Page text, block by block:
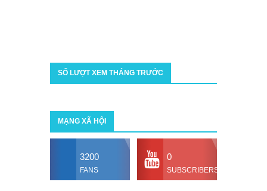
SỐ LƯỢT XEM THÁNG TRƯỚC
MẠNG XÃ HỘI
3200
FANS
0
SUBSCRIBERS